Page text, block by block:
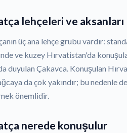
lehçeleri ve aksanları
üç ana lehçe grubu vardır:
ve kuzey Hırvatistan'da
duyulan Çakavca. Konuşulan
da çok yakındır; bu nedenle
önemlidir.
nerede konuşulur